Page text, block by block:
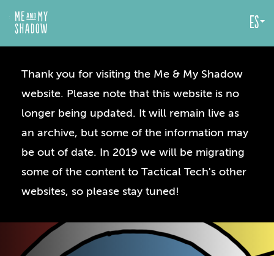
Thank you for visiting the Me & My Shadow
website. Please note that this website is no
longer being updated. It will remain live as
an archive, but some of the information may
be out of date. In 2019 we will be migrating
some of the content to Tactical Tech's other
websites, so please stay tuned!
es